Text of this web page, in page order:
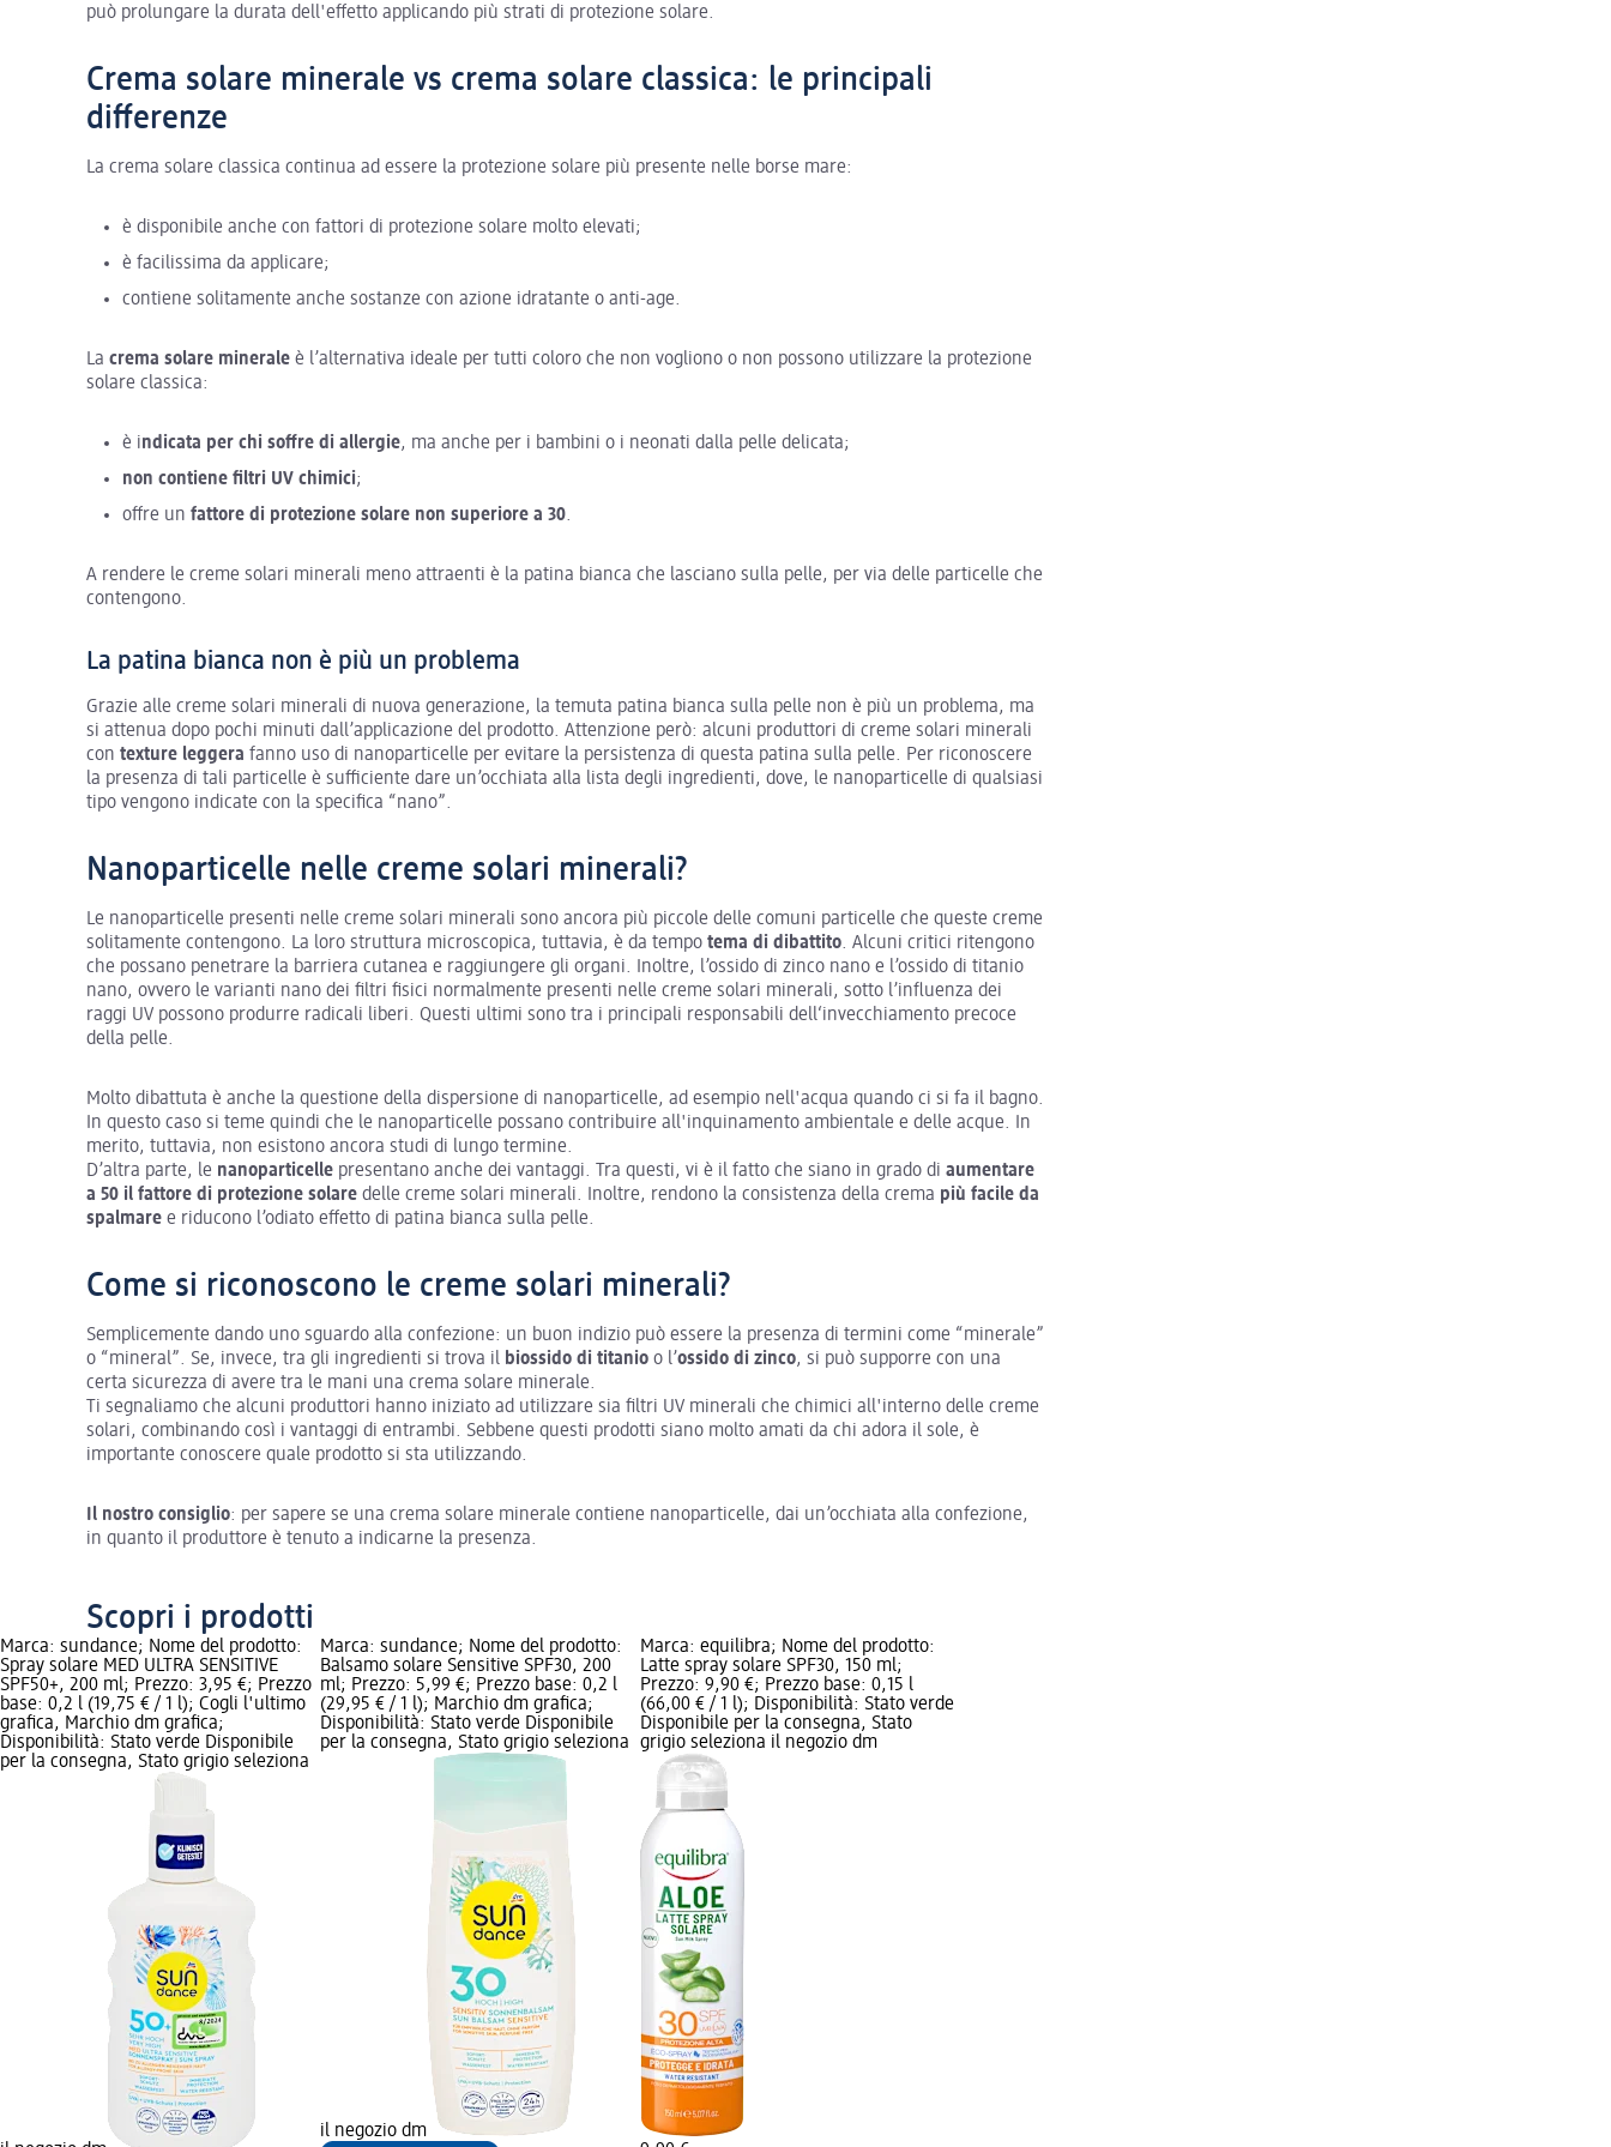
può prolungare la durata dell'effetto applicando più strati di protezione solare.
Crema solare minerale vs crema solare classica: le principali
differenze
La crema solare classica continua ad essere la protezione solare più presente nelle borse mare:
è disponibile anche con fattori di protezione solare molto elevati;
è facilissima da applicare;
contiene solitamente anche sostanze con azione idratante o anti-age.
La crema solare minerale è l’alternativa ideale per tutti coloro che non vogliono o non possono utilizzare la protezione
solare classica:
è indicata per chi soffre di allergie, ma anche per i bambini o i neonati dalla pelle delicata;
non contiene filtri UV chimici;
offre un fattore di protezione solare non superiore a 30.
A rendere le creme solari minerali meno attraenti è la patina bianca che lasciano sulla pelle, per via delle particelle che
contengono.
La patina bianca non è più un problema
Grazie alle creme solari minerali di nuova generazione, la temuta patina bianca sulla pelle non è più un problema, ma
si attenua dopo pochi minuti dall’applicazione del prodotto. Attenzione però: alcuni produttori di creme solari minerali
con texture leggera fanno uso di nanoparticelle per evitare la persistenza di questa patina sulla pelle. Per riconoscere
la presenza di tali particelle è sufficiente dare un’occhiata alla lista degli ingredienti, dove, le nanoparticelle di qualsiasi
tipo vengono indicate con la specifica “nano”.
Nanoparticelle nelle creme solari minerali?
Le nanoparticelle presenti nelle creme solari minerali sono ancora più piccole delle comuni particelle che queste creme
solitamente contengono. La loro struttura microscopica, tuttavia, è da tempo tema di dibattito. Alcuni critici ritengono
che possano penetrare la barriera cutanea e raggiungere gli organi. Inoltre, l’ossido di zinco nano e l’ossido di titanio
nano, ovvero le varianti nano dei filtri fisici normalmente presenti nelle creme solari minerali, sotto l’influenza dei
raggi UV possono produrre radicali liberi. Questi ultimi sono tra i principali responsabili dell‘invecchiamento precoce
della pelle.
Molto dibattuta è anche la questione della dispersione di nanoparticelle, ad esempio nell'acqua quando ci si fa il bagno.
In questo caso si teme quindi che le nanoparticelle possano contribuire all'inquinamento ambientale e delle acque. In
merito, tuttavia, non esistono ancora studi di lungo termine.
D’altra parte, le nanoparticelle presentano anche dei vantaggi. Tra questi, vi è il fatto che siano in grado di aumentare
a 50 il fattore di protezione solare delle creme solari minerali. Inoltre, rendono la consistenza della crema più facile da
spalmare e riducono l’odiato effetto di patina bianca sulla pelle.
Come si riconoscono le creme solari minerali?
Semplicemente dando uno sguardo alla confezione: un buon indizio può essere la presenza di termini come “minerale”
o “mineral”. Se, invece, tra gli ingredienti si trova il biossido di titanio o l’ossido di zinco, si può supporre con una
certa sicurezza di avere tra le mani una crema solare minerale.
Ti segnaliamo che alcuni produttori hanno iniziato ad utilizzare sia filtri UV minerali che chimici all'interno delle creme
solari, combinando così i vantaggi di entrambi. Sebbene questi prodotti siano molto amati da chi adora il sole, è
importante conoscere quale prodotto si sta utilizzando.
Il nostro consiglio: per sapere se una crema solare minerale contiene nanoparticelle, dai un’occhiata alla confezione,
in quanto il produttore è tenuto a indicarne la presenza.
Scopri i prodotti
Marca: sundance; Nome del prodotto:
Spray solare MED ULTRA SENSITIVE
SPF50+, 200 ml; Prezzo: 3,95 €; Prezzo
base: 0,2 l (19,75 € / 1 l); Cogli l'ultimo
grafica, Marchio dm grafica;
Disponibilità: Stato verde Disponibile
per la consegna, Stato grigio seleziona
Marca: sundance; Nome del prodotto:
Balsamo solare Sensitive SPF30, 200
ml; Prezzo: 5,99 €; Prezzo base: 0,2 l
(29,95 € / 1 l); Marchio dm grafica;
Disponibilità: Stato verde Disponibile
per la consegna, Stato grigio seleziona
il negozio dm
Marca: equilibra; Nome del prodotto:
Latte spray solare SPF30, 150 ml;
Prezzo: 9,90 €; Prezzo base: 0,15 l
(66,00 € / 1 l); Disponibilità: Stato verde
Disponibile per la consegna, Stato
grigio seleziona il negozio dm